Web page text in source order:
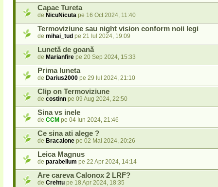
Capac Tureta
de NicuNicuta pe 16 Oct 2024, 11:40
Termoviziune sau night vision conform noii legi
de mihai_tud pe 21 Iul 2024, 19:09
Lunetă de goană
de Marianfire pe 20 Sep 2024, 15:33
Prima luneta
de Darius2000 pe 29 Iul 2024, 21:10
Clip on Termoviziune
de costinn pe 09 Aug 2024, 22:50
Sina vs inele
de CCM pe 04 Iun 2024, 21:46
Ce sina ati alege ?
de Bracalone pe 02 Mai 2024, 20:26
Leica Magnus
de parabellum pe 22 Apr 2024, 14:14
Are careva Calonox 2 LRF?
de Crehtu pe 18 Apr 2024, 18:35